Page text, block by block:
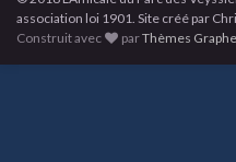
association loi 1901. Site créé par
Construit avec
parThèmes